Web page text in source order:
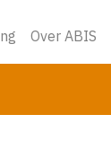
Over ABIS